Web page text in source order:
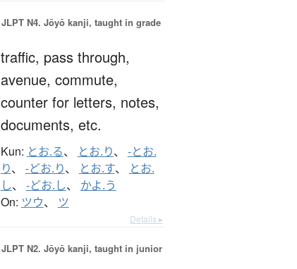
JLPT N4. Jōyō kanji, taught in grade
traffic, pass through,
avenue, commute,
counter for letters, notes,
documents, etc.
Kun: とお.る、 とお.り、 -とお.
り、 -どお.り、 とお.す、
とお.
し、 -どお.し、 かよ.う
On: ツウ、 ツ
Details ▸
JLPT N2. Jōyō kanji, taught in junior